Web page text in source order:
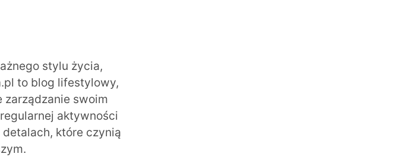
stylu życia,
to blog lifestylowy,
swoim
aktywności
które czynią